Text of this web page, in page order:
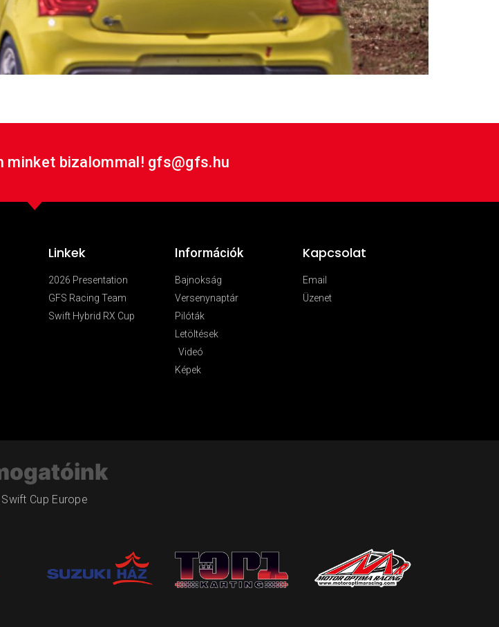
minket bizalommal! gfs@gfs.hu
Linkek
2026 Presentation
GFS Racing Team
Swift Hybrid RX Cup
Információk
Bajnokság
Versenynaptár
Pilóták
Letöltések
Videó
Képek
Kapcsolat
Email
Üzenet
Cup Europe